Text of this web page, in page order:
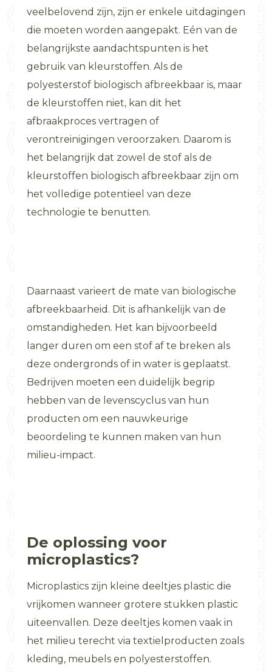
veelbelovend zijn, zijn er enkele uitdagingen
die moeten worden aangepakt. Eén van de
belangrijkste aandachtspunten is het
gebruik van kleurstoffen. Als de
polyesterstof biologisch afbreekbaar is, maar
de kleurstoffen niet, kan dit het
afbraakproces vertragen of
verontreinigingen veroorzaken. Daarom is
het belangrijk dat zowel de stof als de
kleurstoffen biologisch afbreekbaar zijn om
het volledige potentieel van deze
technologie te benutten.
Daarnaast varieert de mate van biologische
afbreekbaarheid. Dit is afhankelijk van de
omstandigheden. Het kan bijvoorbeeld
langer duren om een stof af te breken als
deze ondergronds of in water is geplaatst.
Bedrijven moeten een duidelijk begrip
hebben van de levenscyclus van hun
producten om een nauwkeurige
beoordeling te kunnen maken van hun
milieu-impact.
De oplossing voor
microplastics?
Microplastics zijn kleine deeltjes plastic die
vrijkomen wanneer grotere stukken plastic
uiteenvallen. Deze deeltjes komen vaak in
het milieu terecht via textielproducten zoals
kleding, meubels en polyesterstoffen.